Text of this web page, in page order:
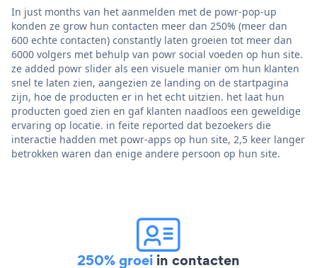
In just months van het aanmelden met de powr-pop-up
konden ze grow hun contacten meer dan 250% (meer dan
600 echte contacten) constantly laten groeien tot meer dan
6000 volgers met behulp van powr social voeden op hun site.
ze added powr slider als een visuele manier om hun klanten
snel te laten zien, aangezien ze landing on de startpagina
zijn, hoe de producten er in het echt uitzien. het laat hun
producten goed zien en gaf klanten naadloos een geweldige
ervaring op locatie. in feite reported dat bezoekers die
interactie hadden met powr-apps op hun site, 2,5 keer langer
betrokken waren dan enige andere persoon op hun site.
250% groei in contacten